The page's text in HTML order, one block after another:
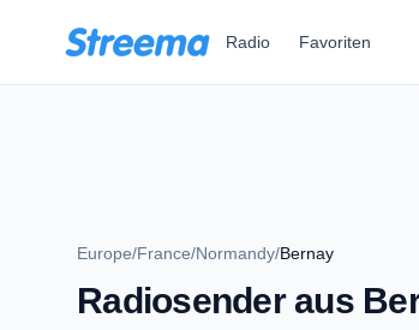
Radio Favoriten
Europe/France/Normandy/Bernay
Radiosender aus